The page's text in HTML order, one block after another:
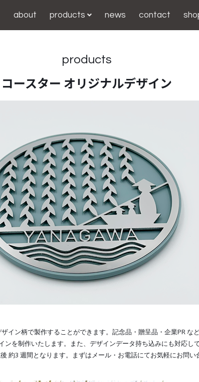
about products news contact
products
コースター オリジナルデザイン
イン柄で製作することができます。記念品・贈呈品・企業PR な
ンを制作いたします。また、デザインデータ持ち込みにも対応し
約3 週間となります。まずはメール・お電話にてお気軽にお問い